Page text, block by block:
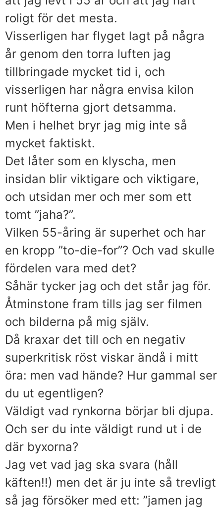
roligt för det mesta.
Visserligen har flyget lagt på några
år genom den torra luften jag
tillbringade mycket tid i, och
visserligen har några envisa kilon
runt höfterna gjort detsamma.
Men i helhet bryr jag mig inte så
mycket faktiskt.
Det låter som en klyscha, men
insidan blir viktigare och viktigare,
och utsidan mer och mer som ett
tomt ”jaha?”.
Vilken 55-åring är superhet och har
en kropp ”to-die-for”? Och vad skulle
fördelen vara med det?
Såhär tycker jag och det står jag för.
Åtminstone fram tills jag ser filmen
och bilderna på mig själv.
Då kraxar det till och en negativ
superkritisk röst viskar ändå i mitt
öra: men vad hände? Hur gammal ser
du ut egentligen?
Väldigt vad rynkorna börjar bli djupa.
Och ser du inte väldigt rund ut i de
där byxorna?
Jag vet vad jag ska svara (håll
käften!!) men det är ju inte så trevligt
så jag försöker med ett: ”jamen jag